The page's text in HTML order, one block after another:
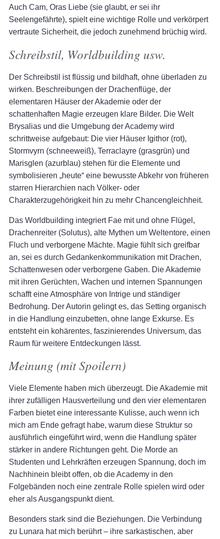
Auch Cam, Oras Liebe (sie glaubt, er sei ihr
Seelengefährte), spielt eine wichtige Rolle und verkörpert
vertraute Sicherheit, die jedoch zunehmend brüchig wird.
Schreibstil, Worldbuilding usw.
Der Schreibstil ist flüssig und bildhaft, ohne überladen zu
wirken. Beschreibungen der Drachenflüge, der
elementaren Häuser der Akademie oder der
schattenhaften Magie erzeugen klare Bilder. Die Welt
Brysalias und die Umgebung der Academy wird
schrittweise aufgebaut: Die vier Häuser Igithor (rot),
Stormvyrn (schneeweiß), Terraclayre (grasgrün) und
Marisglen (azurblau) stehen für die Elemente und
symbolisieren „heute“ eine bewusste Abkehr von früheren
starren Hierarchien nach Völker- oder
Charakterzugehörigkeit hin zu mehr Chancengleichheit.
Das Worldbuilding integriert Fae mit und ohne Flügel,
Drachenreiter (Solutus), alte Mythen um Weltentore, einen
Fluch und verborgene Mächte. Magie fühlt sich greifbar
an, sei es durch Gedankenkommunikation mit Drachen,
Schattenwesen oder verborgene Gaben. Die Akademie
mit ihren Gerüchten, Wachen und internen Spannungen
schafft eine Atmosphäre von Intrige und ständiger
Bedrohung. Der Autorin gelingt es, das Setting organisch
in die Handlung einzubetten, ohne lange Exkurse. Es
entsteht ein kohärentes, faszinierendes Universum, das
Raum für weitere Entdeckungen lässt.
Meinung (mit Spoilern)
Viele Elemente haben mich überzeugt. Die Akademie mit
ihrer zufälligen Hausverteilung und den vier elementaren
Farben bietet eine interessante Kulisse, auch wenn ich
mich am Ende gefragt habe, warum diese Struktur so
ausführlich eingeführt wird, wenn die Handlung später
stärker in andere Richtungen geht. Die Morde an
Studenten und Lehrkräften erzeugen Spannung, doch im
Nachhinein bleibt offen, ob die Academy in den
Folgebänden noch eine zentrale Rolle spielen wird oder
eher als Ausgangspunkt dient.
Besonders stark sind die Beziehungen. Die Verbindung
zu Lunara hat mich berührt – ihre sarkastischen, aber